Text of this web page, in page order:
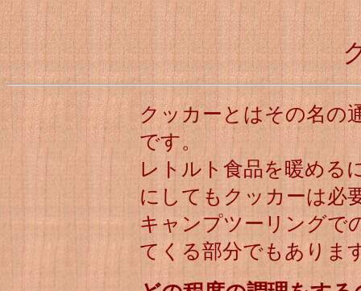
クッカーとはその名の
です。
レトルト食品を暖める
にしてもクッカーは必
キャンプツーリングで
てくる部分でもありま